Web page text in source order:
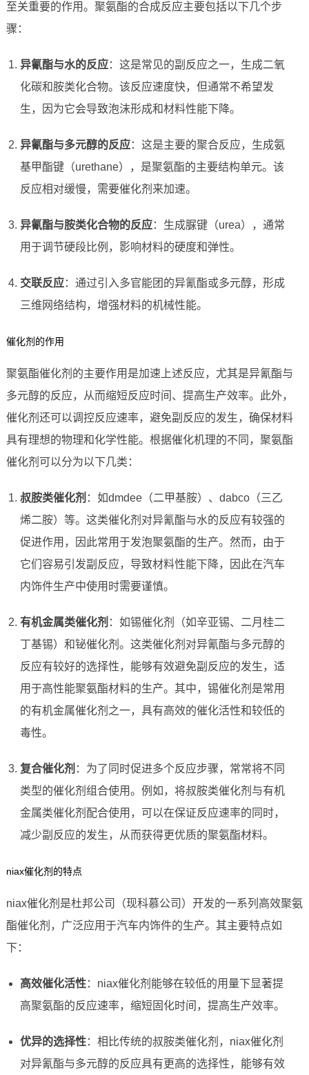
至关重要的作用。聚氨酯的合成反应主要包括以下几个步
骤：
异氰酯与水的反应：这是常见的副反应之一，生成二氧
化碳和胺类化合物。该反应速度快，但通常不希望发
生，因为它会导致泡沫形成和材料性能下降。
异氰酯与多元醇的反应：这是主要的聚合反应，生成氨
基甲酯键（urethane），是聚氨酯的主要结构单元。该
反应相对缓慢，需要催化剂来加速。
异氰酯与胺类化合物的反应：生成脲键（urea），通常
用于调节硬段比例，影响材料的硬度和弹性。
交联反应：通过引入多官能团的异氰酯或多元醇，形成
三维网络结构，增强材料的机械性能。
催化剂的作用
聚氨酯催化剂的主要作用是加速上述反应，尤其是异氰酯与
多元醇的反应，从而缩短反应时间、提高生产效率。此外，
催化剂还可以调控反应速率，避免副反应的发生，确保材料
具有理想的物理和化学性能。根据催化机理的不同，聚氨酯
催化剂可以分为以下几类：
叔胺类催化剂 ：如dmdee（二甲基胺）、dabco（三乙
烯二胺）等。这类催化剂对异氰酯与水的反应有较强的
促进作用，因此常用于发泡聚氨酯的生产。然而，由于
它们容易引发副反应，导致材料性能下降，因此在汽车
内饰件生产中使用时需要谨慎。
有机金属类催化剂 ：如锡催化剂（如辛亚锡、二月桂二
丁基锡）和铋催化剂。这类催化剂对异氰酯与多元醇的
反应有较好的选择性，能够有效避免副反应的发生，适
用于高性能聚氨酯材料的生产。其中，锡催化剂是常用
的有机金属催化剂之一，具有高效的催化活性和较低的
毒性。
复合催化剂 ：为了同时促进多个反应步骤，常常将不同
类型的催化剂组合使用。例如，将叔胺类催化剂与有机
金属类催化剂配合使用，可以在保证反应速率的同时，
减少副反应的发生，从而获得更优质的聚氨酯材料。
niax催化剂的特点
niax催化剂是杜邦公司（现科慕公司）开发的一系列高效聚氨
酯催化剂，广泛应用于汽车内饰件的生产。其主要特点如
下：
高效催化活性：niax催化剂能够在较低的用量下显著提
高聚氨酯的反应速率，缩短固化时间，提高生产效率。
优异的选择性：相比传统的叔胺类催化剂，niax催化剂
对异氰酯与多元醇的反应具有更高的选择性，能够有效